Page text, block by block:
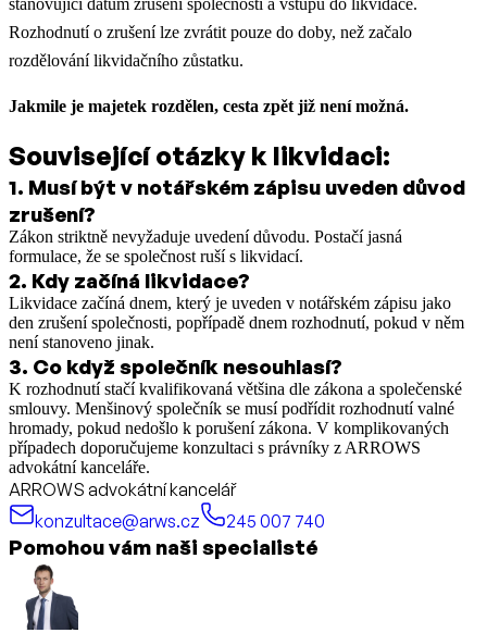
stanovující datum zrušení společnosti a vstupu do likvidace.
Rozhodnutí o zrušení lze zvrátit pouze do doby, než začalo
rozdělování likvidačního zůstatku.
Jakmile je majetek rozdělen, cesta zpět již není možná.
Související otázky k likvidaci:
1. Musí být v notářském zápisu uveden důvod
zrušení?
Zákon striktně nevyžaduje uvedení důvodu. Postačí jasná
formulace, že se společnost ruší s likvidací.
2. Kdy začíná likvidace?
Likvidace začíná dnem, který je uveden v notářském zápisu jako
den zrušení společnosti, popřípadě dnem rozhodnutí, pokud v něm
není stanoveno jinak.
3. Co když společník nesouhlasí?
K rozhodnutí stačí kvalifikovaná většina dle zákona a společenské
smlouvy. Menšinový společník se musí podřídit rozhodnutí valné
hromady, pokud nedošlo k porušení zákona. V komplikovaných
případech doporučujeme konzultaci s právníky z ARROWS
advokátní kanceláře.
ARROWS advokátní kancelář
konzultace@arws.cz
245 007 740
Pomohou vám naši specialisté